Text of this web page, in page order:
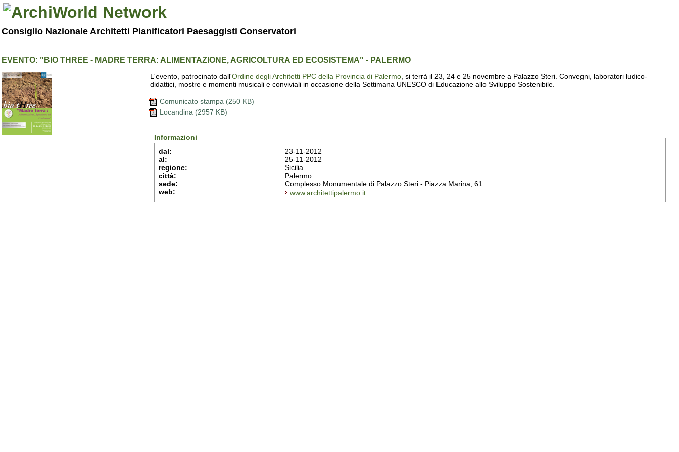
Consiglio Nazionale Architetti Pianificatori Paesaggisti Conservatori
EVENTO: "BIO THREE - MADRE TERRA: ALIMENTAZIONE, AGRICOLTURA ED ECOSISTEMA" - PALERMO
L'evento, patrocinato dall'Ordine degli Architetti PPC della Provincia di Palermo, si terrà il 23, 24 e 25 novembre a Palazzo Steri. Convegni, laboratori ludico-
didattici, mostre e momenti musicali e conviviali in occasione della Settimana UNESCO di Educazione allo Sviluppo Sostenibile.
Comunicato stampa (250 KB)
Locandina (2957 KB)
Informazioni
dal:
23-11-2012
al:
25-11-2012
regione:
Sicilia
città:
Palermo
sede:
Complesso Monumentale di Palazzo Steri - Piazza Marina, 61
web:
www.architettipalermo.it